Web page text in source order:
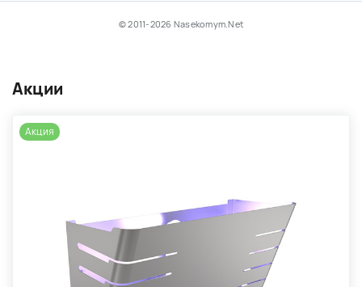
Акции
Акция
© 2011-2026 Nasekomym.Net